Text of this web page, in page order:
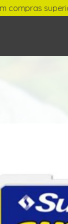
superiores a